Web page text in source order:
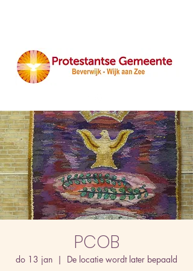
PCOB
do 13 jan
  |
De locatie wordt later bepaald